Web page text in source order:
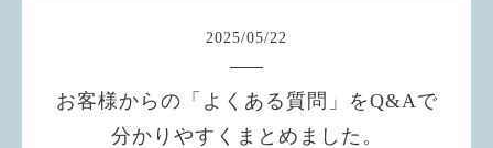
2025/05/22
お客様からの「よくある質問」をQ&Aで
分かりやすくまとめました。